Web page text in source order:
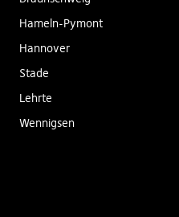
Hameln-Pymont
Hannover
Stade
Lehrte
Wennigsen